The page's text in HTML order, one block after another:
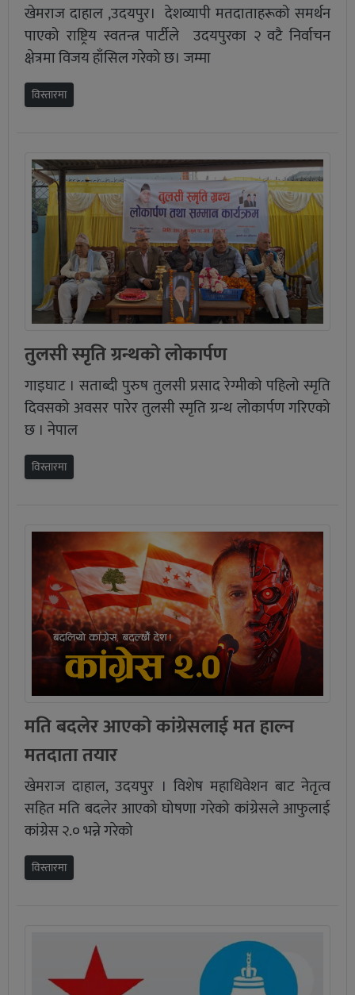
खेमराज दाहाल ,उदयपुर। देशव्यापी मतदाताहरूको समर्थन
पाएको राष्ट्रिय स्वतन्त्र पार्टीले उदयपुरका २ वटै निर्वाचन
क्षेत्रमा विजय हाँसिल गरेको छ। जम्मा
विस्तारमा
तुलसी स्मृति ग्रन्थको लोकार्पण
गाइघाट । सताब्दी पुरुष तुलसी प्रसाद रेग्मीको पहिलो स्मृति
दिवसको अवसर पारेर तुलसी स्मृति ग्रन्थ लोकार्पण गरिएको
छ । नेपाल
विस्तारमा
मति बदलेर आएको कांग्रेसलाई मत हाल्न
मतदाता तयार
खेमराज दाहाल, उदयपुर । विशेष महाधिवेशन बाट नेतृत्व
सहित मति बदलेर आएको घोषणा गरेको कांग्रेसले आफुलाई
कांग्रेस २.० भन्ने गरेको
विस्तारमा